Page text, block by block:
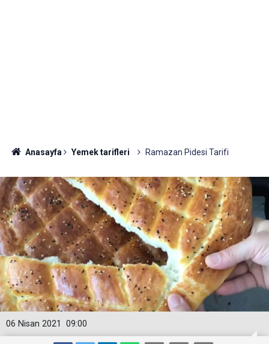
Anasayfa Yemek tarifleri Ramazan Pidesi Tarifi
09:00
06 Nisan 2021